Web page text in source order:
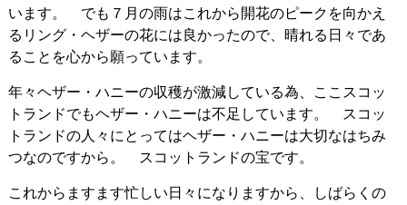
います。 でも７月の雨はこれから開花のピークを向かえ
るリング・ヘザーの花には良かったので、晴れる日々であ
ることを心から願っています。
年々ヘザー・ハニーの収穫が激減している為、ここスコッ
トランドでもヘザー・ハニーは不足しています。 スコッ
トランドの人々にとってはヘザー・ハニーは大切なはちみ
つなのですから。 スコットランドの宝です。
これからますます忙しい日々になりますから、しばらくの